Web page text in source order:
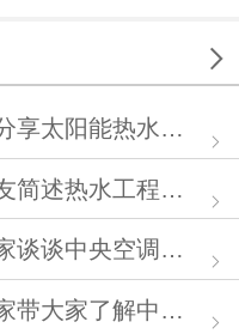

工程在安装中的作用
施工步骤及注意事项
央空调清洗步骤
央空调余热利用工程